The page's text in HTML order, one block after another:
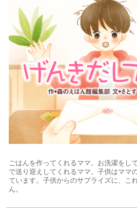
ごはんを作ってくれるママ。お洗濯をし
で送り迎えしてくれるママ。子供はママ
ています。子供からのサプライズに、こ
ん。